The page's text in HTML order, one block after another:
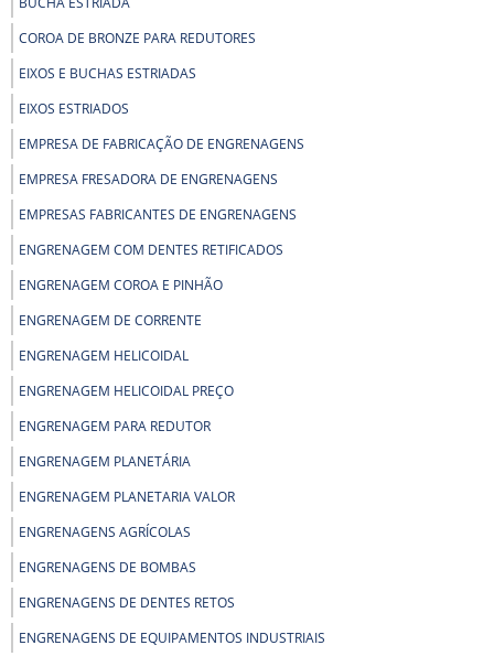
COROA DE BRONZE PARA REDUTORES
EIXOS E BUCHAS ESTRIADAS
EIXOS ESTRIADOS
EMPRESA DE FABRICAÇÃO DE ENGRENAGENS
EMPRESA FRESADORA DE ENGRENAGENS
EMPRESAS FABRICANTES DE ENGRENAGENS
ENGRENAGEM COM DENTES RETIFICADOS
ENGRENAGEM COROA E PINHÃO
ENGRENAGEM DE CORRENTE
ENGRENAGEM HELICOIDAL
ENGRENAGEM HELICOIDAL PREÇO
ENGRENAGEM PARA REDUTOR
ENGRENAGEM PLANETÁRIA
ENGRENAGEM PLANETARIA VALOR
ENGRENAGENS AGRÍCOLAS
ENGRENAGENS DE BOMBAS
ENGRENAGENS DE DENTES RETOS
ENGRENAGENS DE EQUIPAMENTOS INDUSTRIAIS